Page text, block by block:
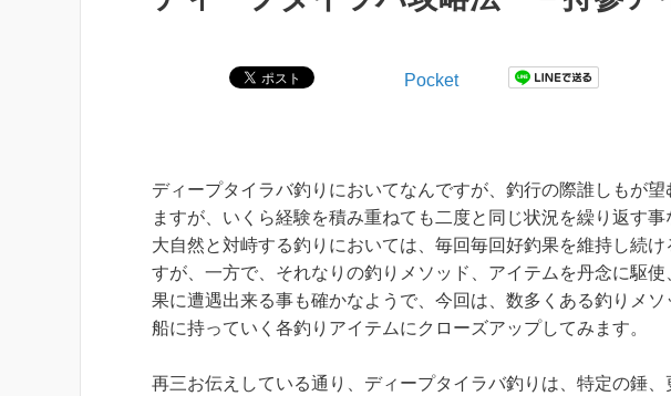
Pocket
ディープタイラバ釣りにおいてなんですが、釣行の際誰しもが
ますが、いくら経験を積み重ねても二度と同じ状況を繰り返す
大自然と対峙する釣りにおいては、毎回毎回好釣果を維持し続
すが、一方で、それなりの釣りメソッド、アイテムを丹念に駆
果に遭遇出来る事も確かなようで、今回は、数多くある釣りメソ
船に持っていく各釣りアイテムにクローズアップしてみます。
再三お伝えしている通り、ディープタイラバ釣りは、特定の錘